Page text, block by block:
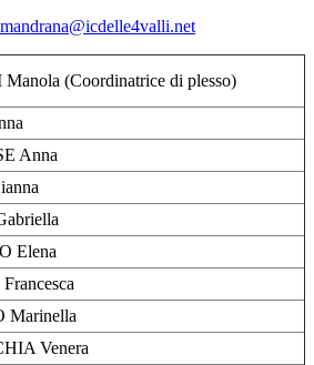
(Coordinatrice di plesso)
Anna
Elena
Marinella
Venera